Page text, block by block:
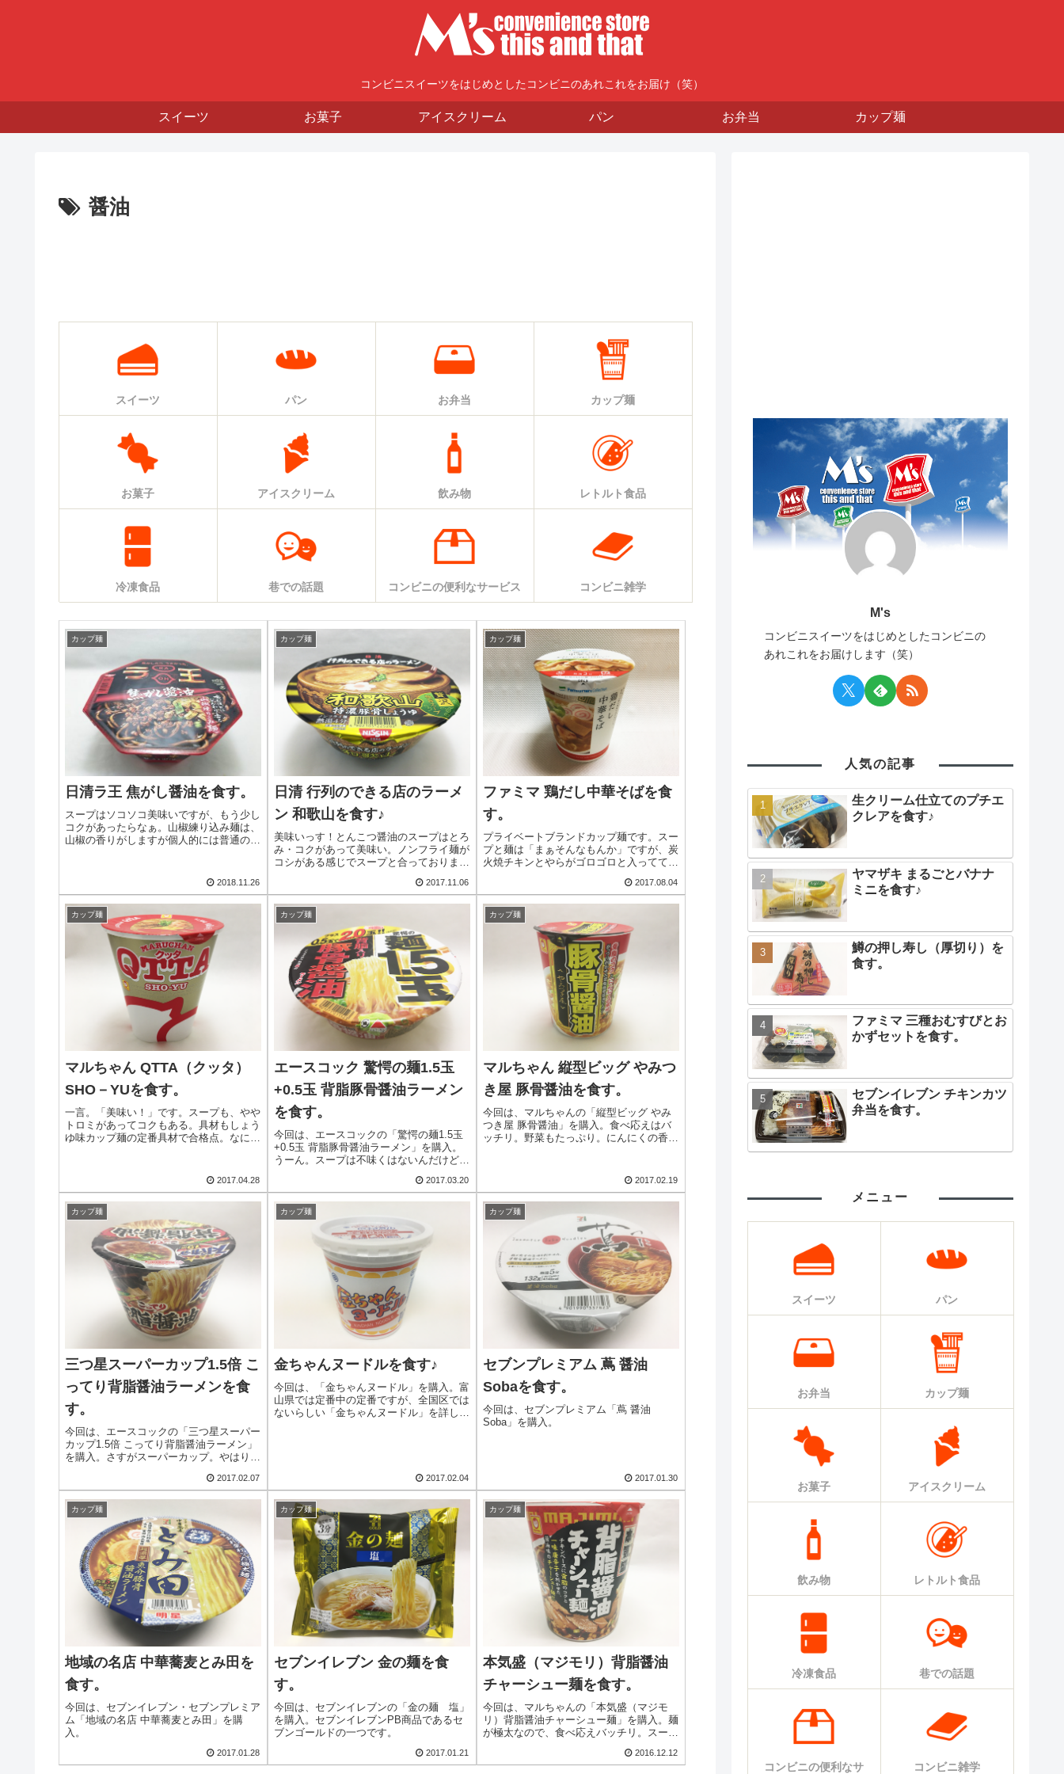
コンビニスイーツをはじめとしたコンビニのあれこれをお届け（笑）
スイーツ お菓子 アイスクリーム パン お弁当 カップ麺
醤油
スイーツ パン お弁当 カップ麺
お菓子 アイスクリーム 飲み物 レトルト食品
冷凍食品 巷での話題 コンビニの便利なサービス コンビニ雑学
カップ麺
日清ラ王 焦がし醤油を食す。
スープはソコソコ美味いですが、もう少し
コクがあったらなぁ。山椒練り込み麺は、
山椒の香りがしますが個人的には普通の麺
2018.11.26
カップ麺
日清 行列のできる店のラーメ
ン 和歌山を食す♪
美味いっす！とんこつ醤油のスープはとろ
み・コクがあって美味い。ノンフライ麺が
コシがある感じでスープと合っておりま
い。久しぶりに美味いカップ麺に出会えま
2017.11.06
カップ麺
ファミマ 鶏だし中華そばを食
す。
プライベートブランドカップ麺です。スー
プと麺は「まぁそんなもんか」ですが、炭
火焼チキンとやらがゴロゴロと入ってて、
です。この手のカップ麺の中では、コスパ
2017.08.04
カップ麺
マルちゃん QTTA（クッタ）
SHO－YUを食す。
一言。「美味い！」です。スープも、やや
トロミがあってコクもある。具材もしょう
ゆ味カップ麺の定番具材で合格点。なによ
2017.04.28
カップ麺
エースコック 驚愕の麺1.5玉
+0.5玉 背脂豚骨醤油ラーメン
を食す。
今回は、エースコックの「驚愕の麺1.5玉
+0.5玉 背脂豚骨醤油ラーメン」を購入。
うーん。スープは不味くはないんだけど、
マッチしていないと思うんだよなぁ…。
2017.03.20
カップ麺
マルちゃん 縦型ビッグ やみつ
き屋 豚骨醤油を食す。
今回は、マルちゃんの「縦型ビッグ やみ
つき屋 豚骨醤油」を購入。食べ応えはバ
ッチリ。野菜もたっぷり。にんにくの香り
2017.02.19
カップ麺
三つ星スーパーカップ1.5倍 こ
ってり背脂醤油ラーメンを食
す。
今回は、エースコックの「三つ星スーパー
カップ1.5倍 こってり背脂醤油ラーメン」
を購入。さすがスーパーカップ。やはりハ
2017.02.07
カップ麺
金ちゃんヌードルを食す♪
今回は、「金ちゃんヌードル」を購入。富
山県では定番中の定番ですが、全国区では
ないらしい「金ちゃんヌードル」を詳しく
2017.02.04
カップ麺
セブンプレミアム 蔦 醤油
Sobaを食す。
今回は、セブンプレミアム「蔦 醤油
Soba」を購入。
2017.01.30
カップ麺
地域の名店 中華蕎麦とみ田を
食す。
今回は、セブンイレブン・セブンプレミア
ム「地域の名店 中華蕎麦とみ田」を購
入。
2017.01.28
カップ麺
セブンイレブン 金の麺を食
す。
今回は、セブンイレブンの「金の麺 塩」
を購入。セブンイレブンPB商品であるセ
ブンゴールドの一つです。
2017.01.21
カップ麺
本気盛（マジモリ）背脂醤油
チャーシュー麺を食す。
今回は、マルちゃんの「本気盛（マジモ
リ）背脂醤油チャーシュー麺」を購入。麺
が極太なので、食べ応えバッチリ。スープ
2016.12.12
M's
コンビニスイーツをはじめとしたコンビニの
あれこれをお届けします（笑）
人気の記事
生クリーム仕立てのプチエ
クレアを食す♪
ヤマザキ まるごとバナナ
ミニを食す♪
鱒の押し寿し（厚切り）を
食す。
ファミマ 三種おむすびとお
かずセットを食す。
セブンイレブン チキンカツ
弁当を食す。
メニュー
スイーツ パン
お弁当 カップ麺
お菓子 アイスクリーム
飲み物 レトルト食品
冷凍食品 巷での話題
コンビニの便利なサ コンビニ雑学